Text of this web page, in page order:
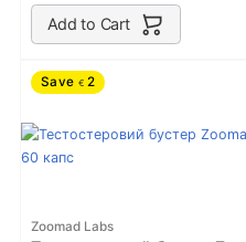
Add to Cart
Save € 2
Zoomad Labs